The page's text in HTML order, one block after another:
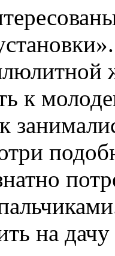
к
на